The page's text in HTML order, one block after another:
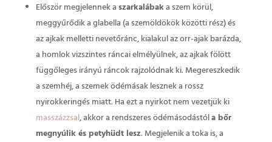
Először megjelennek aszarkalábaka szem körül,
meggyűrődik a glabella (a szemöldökök közötti rész) és
az ajkak melletti nevetőránc, kialakul az orr-ajak barázda,
a homlok vizszintes ráncai elmélyülnek, az ajkak fölött
függőleges irányú ráncok rajzolódnak ki. Megereszkedik
a szemhéj, a szemek ödémásak lesznek a rossz
nyirokkeringés miatt. Ha ezt a nyirkot nem vezetjük ki
masszázzsal, akkor a rendszeres ödémásodástóla bőr
megnyúlik és petyhüdt lesz. Megjelenik a toka is, a